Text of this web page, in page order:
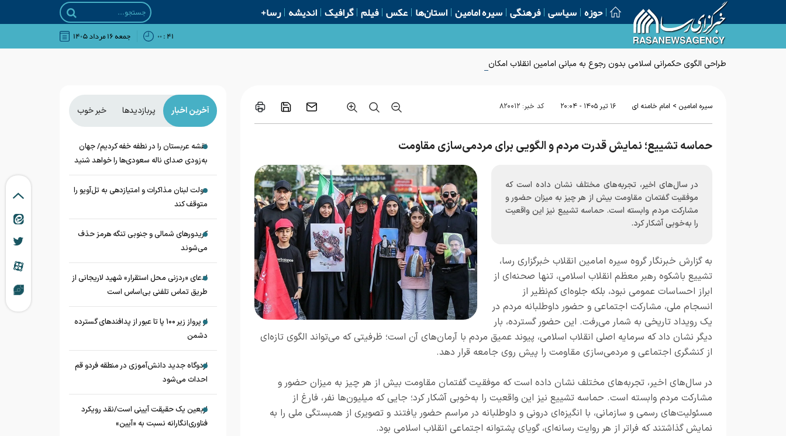
حوزه سیاسی فرهنگی سیره امامین استان‌ها عکس فیلم گرافیک اندیشه رسا+
۴۱ : ۰۰ جمعه ۱۶ مرداد ۱۴۰۵
طراحی الگوی حکمرانی اسلامی بدون رجوع به مبانی امامین انقلاب امکان‌پذیر نیست
سیره امامین > امام خامنه ای ۱۶ تير ۱۴۰۵ - ۲۰:۰۴ کد خبر: ۸۲۰۰۱۲
حماسه تشییع؛ نمایش قدرت مردم و الگویی برای مردمی‌سازی مقاومت
در سال‌های اخیر، تجربه‌های مختلف نشان داده است که
موفقیت گفتمان مقاومت بیش از هر چیز به میزان حضور و
مشارکت مردم وابسته است. حماسه تشییع نیز این واقعیت
را به‌خوبی آشکار کرد.
به گزارش خبرنگار گروه سیره امامین انقلاب خبرگزاری رسا،
تشییع باشکوه رهبر معظم انقلاب اسلامی، تنها صحنه‌ای از
ابراز احساسات عمومی نبود، بلکه جلوه‌ای کم‌نظیر از
انسجام ملی، مشارکت اجتماعی و حضور داوطلبانه مردم در
یک رویداد تاریخی به شمار می‌رفت. این حضور گسترده، بار
دیگر نشان داد که سرمایه اصلی انقلاب اسلامی، پیوند عمیق مردم با آرمان‌های آن است؛ ظرفیتی که می‌تواند الگوی تازه‌ای
از کنشگری اجتماعی و مردمی‌سازی مقاومت را پیش روی جامعه قرار دهد.
در سال‌های اخیر، تجربه‌های مختلف نشان داده است که موفقیت گفتمان مقاومت بیش از هر چیز به میزان حضور و
مشارکت مردم وابسته است. حماسه تشییع نیز این واقعیت را به‌خوبی آشکار کرد؛ جایی که میلیون‌ها نفر، فارغ از
مسئولیت‌های رسمی و سازمانی، با انگیزه‌ای درونی و داوطلبانه در مراسم حضور یافتند و تصویری از همبستگی ملی را به
نمایش گذاشتند که فراتر از هر روایت رسانه‌ای، گویای پشتوانه اجتماعی انقلاب اسلامی بود.
آخرین اخبار پربازدیدها خبر خوب
نقشه عربستان را در نطفه خفه کردیم/ جهان
به‌زودی صدای ناله سعودی‌ها را خواهد شنید
دولت لبنان مذاکرات و امتیازدهی به تل‌آویو را
متوقف کند
کریدورهای شمالی و جنوبی تنگه هرمز حذف
می‌شوند
ادعای «ردزنی محل استقرار» شهید لاریجانی از
طریق تماس تلفنی بی‌اساس است
از پرواز زیر ۱۰۰ پا تا عبور از پدافند‌های گسترده
دشمن
اردوگاه جدید دانش‌آموزی در منطقه فردو قم
احداث می‌شود
اربعین یک حقیقت آیینی است/نقد رویکرد
فناوری‌انگارانه نسبت به «آیین»